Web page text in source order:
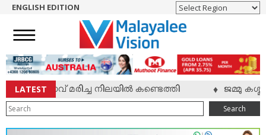
NEWS
ENGLISH
NRI
ENTERTAINMENT
MV SPECIAL
ENGLISH EDITION
LATEST
യുവാവ് മരിച്ച നിലയില്‍ കണ്ടെത്തി ജമ്മു
Search